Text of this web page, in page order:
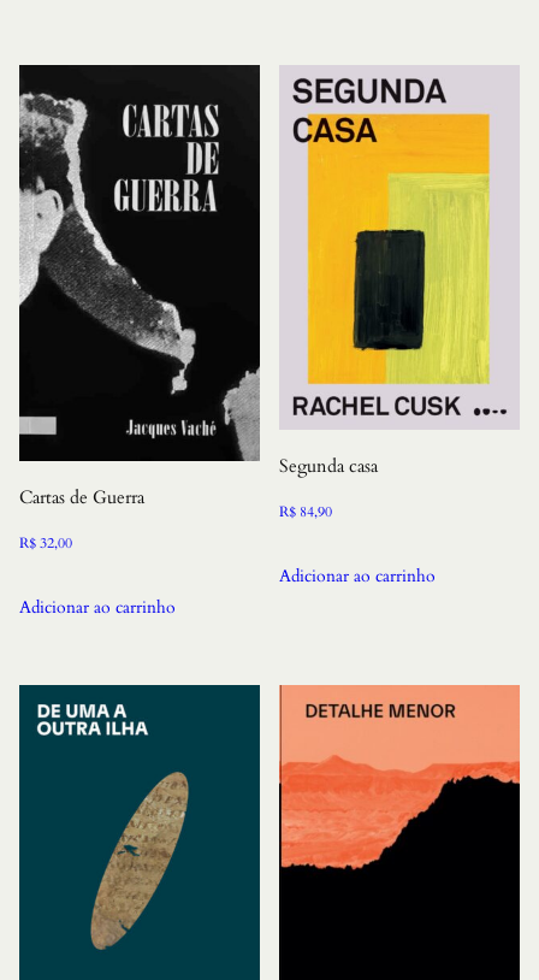
Cartas de Guerra
R$32,00
Adicionar ao carrinho
Segunda casa
R$ 84,90
Adicionar ao carrinho